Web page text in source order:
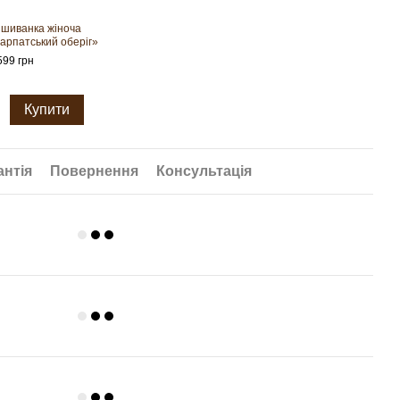
жіноча
оберіг»
грн
Купити
Повернення Консультація